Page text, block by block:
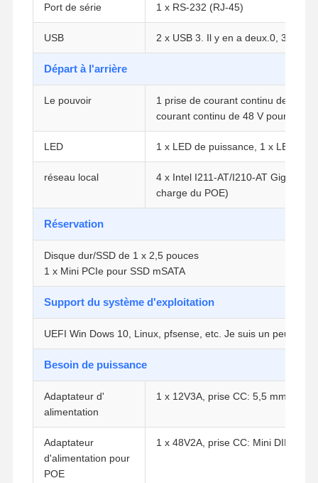
Aperçu
Nous
La Qualité
Maintenant
Le pare-feu mini PC
Mini PC industriel
Mini PC POE
Port de série 1 x RS-232 (RJ-45)
USB 2 x USB 3. Il y en a deux.0, 3 x
Départ à l'arrière
Le pouvoir
1 prise de courant continu de 12 V,
courant continu de 48 V pour le
LED 1 x LED de puissance, 1 x LED du
réseau local
4 x Intel I211-AT/I210-AT Gigabit
charge du POE)
Réservation
Disque dur/SSD de 1 x 2,5 pouces
1 x Mini PCIe pour SSD mSATA
Support du système d'exploitation
UEFI Win Dows 10, Linux, pfsense, etc. Je suis un peu déçu.
Besoin de puissance
Adaptateur d'
alimentation
1 x 12V3A, prise CC: 5,5 mm/2,5
Adaptateur
d'alimentation pour
POE
1 x 48V2A, prise CC: Mini DIN (en